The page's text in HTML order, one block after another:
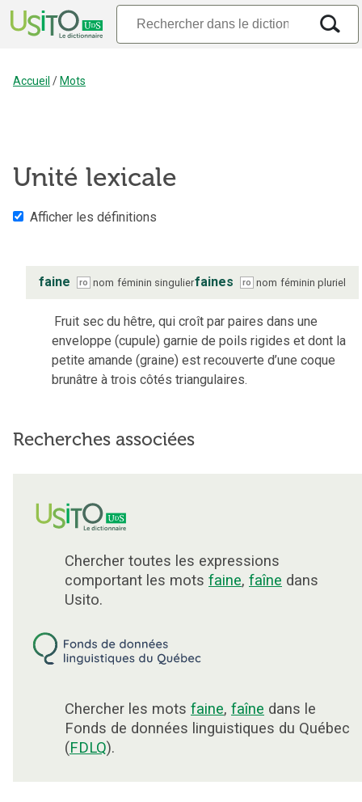
Accueil / Mots
Unité lexicale
Afficher les définitions
faine ro nom féminin singulierfaines ro nom féminin pluriel
Fruit sec du hêtre, qui croît par paires dans une
enveloppe (cupule) garnie de poils rigides et dont la
petite amande (graine) est recouverte d’une coque
brunâtre à trois côtés triangulaires.
Recherches associées
Chercher toutes les expressions
comportant les mots faine, faîne dans
Usito.
Chercher les mots faine, faîne dans le
Fonds de données linguistiques du Québec
(FDLQ).